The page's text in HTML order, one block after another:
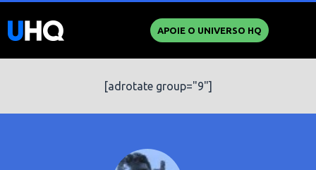
APOIE O UNIVERSO HQ
[adrotate group="9"]